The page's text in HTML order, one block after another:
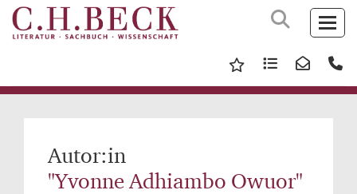
Autor:in
"Yvonne Adhiambo Owuor"